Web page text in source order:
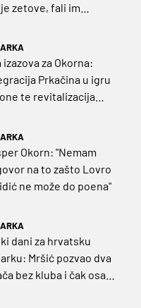
zetove, fali im
izazova za Okorna:
Prkačina u igru
te revitalizacija
Okorn: "Nemam
na to zašto Lovro
ne može do poena"
dani za hrvatsku
Mršić pozvao dva
bez kluba i čak osam